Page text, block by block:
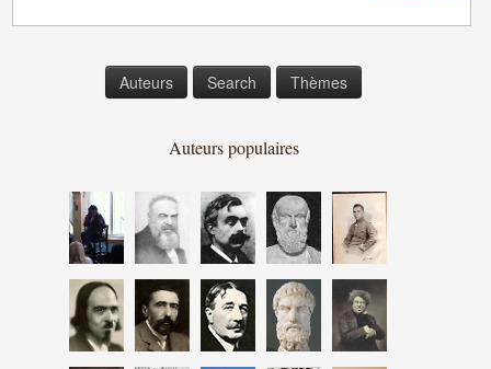
Auteurs Search Thèmes
Auteurs populaires